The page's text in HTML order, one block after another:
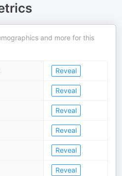
and more for this
Reveal
Reveal
Reveal
Reveal
Reveal
Reveal